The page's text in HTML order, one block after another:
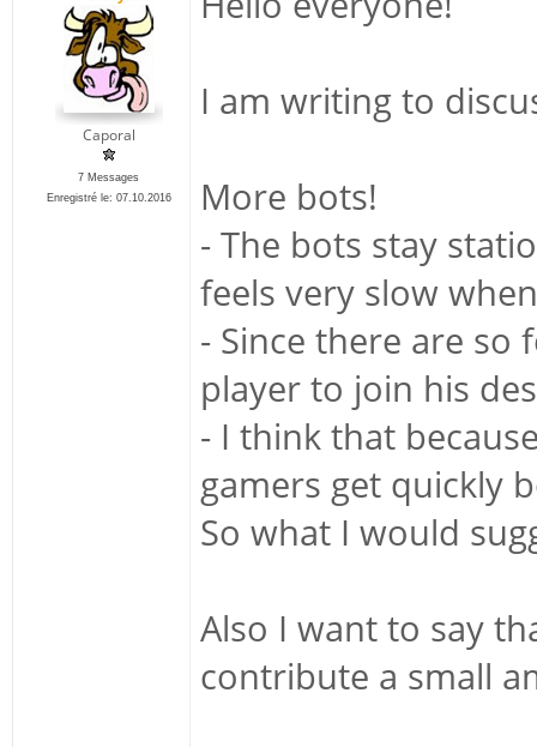
Caporal
7 Messages
Enregistré le: 07.10.2016
I am writing to
More bots!
- The bots stay
feels very slow
- Since there are so
player to join his
- I think that
gamers get quickly
So what I would
Also I want to say
contribute a small